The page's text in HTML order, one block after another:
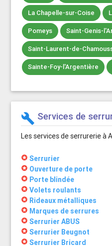
La Chapelle-sur-Coise
Pomeys Saint-Genis-
Saint-Laurent-de-
Sainte-Foy-l'Argentière
build Services de
Les services de serrurerie à
stars Serrurier
stars Ouverture de porte
stars Porte blindée
stars Volets roulants
stars Rideaux métalliques
stars Marques de serrures
stars Serrurier ABUS
stars Serrurier Beugnot
stars Serrurier Bricard